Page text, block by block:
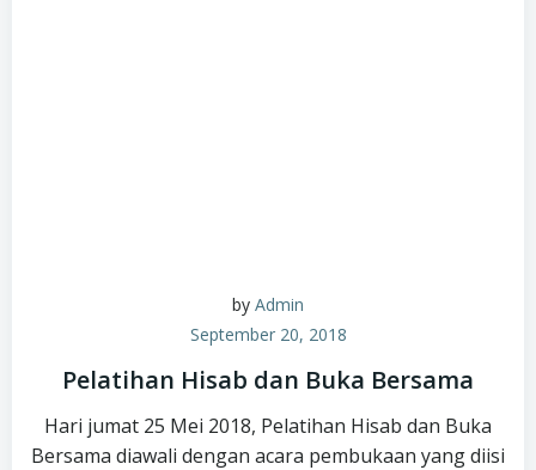
by Admin
September 20, 2018
Pelatihan Hisab dan Buka Bersama
Hari jumat 25 Mei 2018, Pelatihan Hisab dan Buka
Bersama diawali dengan acara pembukaan yang diisi